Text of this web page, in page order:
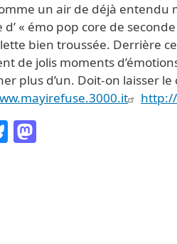
un air de déjà entendu
« émo pop core de
bien troussée. Derrière
de jolis moments
plus d’un. Doit-on laisser le
Bluesky